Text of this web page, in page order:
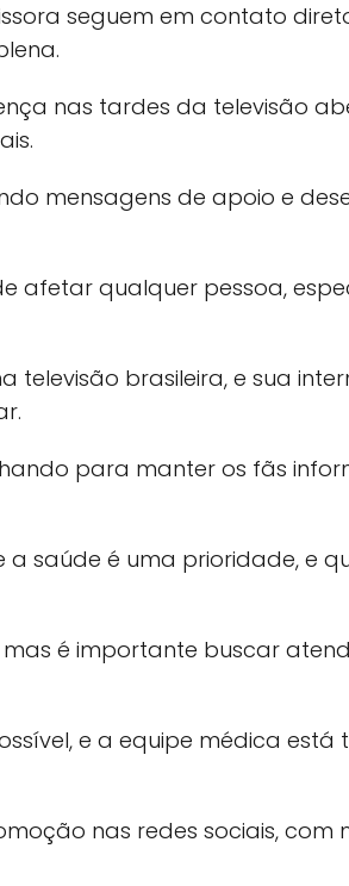
seguem em contato
nas tardes da televisão
mensagens de apoio e
afetar qualquer pessoa,
televisão brasileira, e sua
para manter os fãs
saúde é uma prioridade, e
é importante buscar
e a equipe médica
nas redes sociais, com